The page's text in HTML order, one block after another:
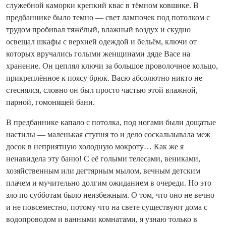
служебной каморки крепкий квас в тёмном ковшике. В
предбаннике было темно — свет лампочек под потолком с
трудом пробивал тяжёлый, влажный воздух и скудно
освещал шкафы с верхней одеждой и бельём, ключи от
которых вручались голыми женщинами дяде Васе на
хранение. Он цеплял ключи за большое проволочное кольцо,
прикреплённое к поясу брюк. Васю абсолютно никто не
стеснялся, словно он был просто частью этой влажной,
парной, гомонящей бани.
В предбаннике капало с потолка, под ногами были дощатые
настилы — маленькая ступня то и дело соскальзывала меж
досок в неприятную холодную мокроту… Как же я
ненавидела эту баню! С её голыми телесами, вениками,
хозяйственным или дегтярным мылом, вечным детским
плачем и мучительно долгим ожиданием в очереди. Но это
зло по субботам было неизбежным. О том, что оно не вечно
и не повсеместно, потому что на свете существуют дома с
водопроводом и ванными комнатами, я узнаю только в